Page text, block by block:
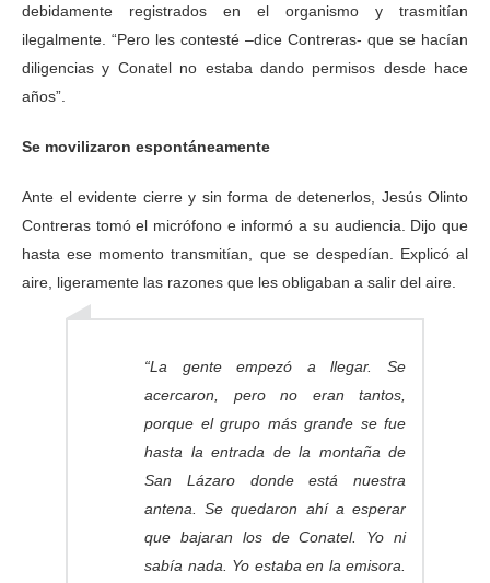
debidamente registrados en el organismo y trasmitían
ilegalmente. “Pero les contesté –dice Contreras- que se hacían
diligencias y Conatel no estaba dando permisos desde hace
años”.
Se movilizaron espontáneamente
Ante el evidente cierre y sin forma de detenerlos, Jesús Olinto
Contreras tomó el micrófono e informó a su audiencia. Dijo que
hasta ese momento transmitían, que se despedían. Explicó al
aire, ligeramente las razones que les obligaban a salir del aire.
“La gente empezó a llegar. Se
acercaron, pero no eran tantos,
porque el grupo más grande se fue
hasta la entrada de la montaña de
San Lázaro donde está nuestra
antena. Se quedaron ahí a esperar
que bajaran los de Conatel. Yo ni
sabía nada. Yo estaba en la emisora.